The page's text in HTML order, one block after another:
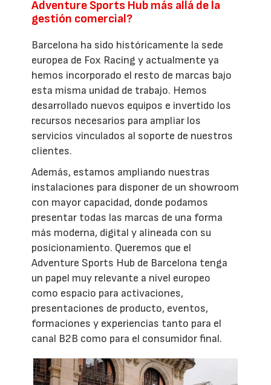
Adventure Sports Hub más allá de la
gestión comercial?
Barcelona ha sido históricamente la sede
europea de Fox Racing y actualmente ya
hemos incorporado el resto de marcas bajo
esta misma unidad de trabajo. Hemos
desarrollado nuevos equipos e invertido los
recursos necesarios para ampliar los
servicios vinculados al soporte de nuestros
clientes.
Además, estamos ampliando nuestras
instalaciones para disponer de un showroom
con mayor capacidad, donde podamos
presentar todas las marcas de una forma
más moderna, digital y alineada con su
posicionamiento. Queremos que el
Adventure Sports Hub de Barcelona tenga
un papel muy relevante a nivel europeo
como espacio para activaciones,
presentaciones de producto, eventos,
formaciones y experiencias tanto para el
canal B2B como para el consumidor final.